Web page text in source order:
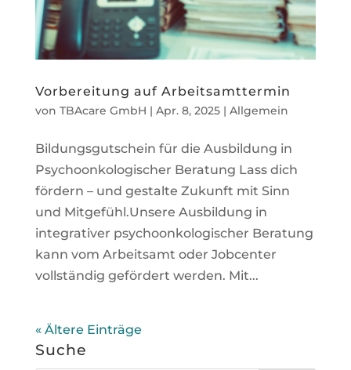
Vorbereitung auf Arbeitsamttermin
von TBAcare GmbH | Apr. 8, 2025| Allgemein
Bildungsgutschein für die Ausbildung in
Psychoonkologischer Beratung Lass dich
fördern – und gestalte Zukunft mit Sinn
und Mitgefühl.Unsere Ausbildung in
integrativer psychoonkologischer Beratung
kann vom Arbeitsamt oder Jobcenter
vollständig gefördert werden. Mit...
« Ältere Einträge
Suche